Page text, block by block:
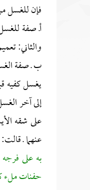
فإن للغسل
أـ صفة
والثاني:
ب ـ صفة
يغسل كفيه
إلى آخر
على شقه
عنهما ـ قالت:
به على
حفنات ملء